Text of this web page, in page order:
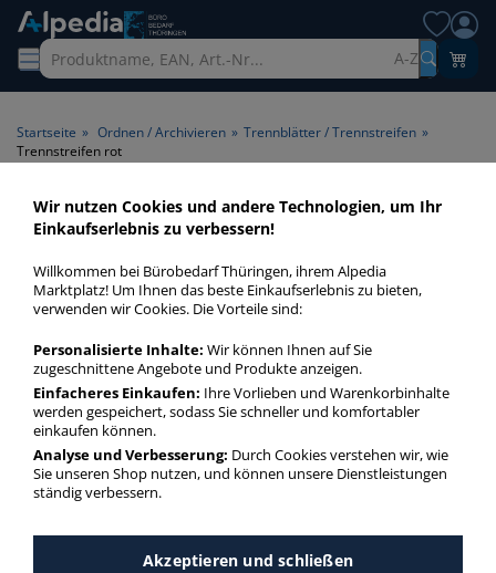
A-Z
Startseite » Ordnen / Archivieren » Trennblätter / Trennstreifen »
Trennstreifen rot
Trennstreifen rot > Farbe rot
Trennstreifen rot in bester Qualität zum günstigen Preis.
Finden Sie schnell Trennstreifen rot mit unserer Filter-
Funktion.
Trennstreifen rot
mehr Infos zur Kategorie
Wir nutzen Cookies und andere Technologien, um Ihr
Einkaufserlebnis zu verbessern!
Willkommen bei Bürobedarf Thüringen, ihrem Alpedia
Marktplatz! Um Ihnen das beste Einkaufserlebnis zu bieten,
verwenden wir Cookies. Die Vorteile sind:
Personalisierte Inhalte: Wir können Ihnen auf Sie
zugeschnittene Angebote und Produkte anzeigen.
Einfacheres Einkaufen: Ihre Vorlieben und Warenkorbinhalte
werden gespeichert, sodass Sie schneller und komfortabler
einkaufen können.
Analyse und Verbesserung: Durch Cookies verstehen wir, wie
Sie unseren Shop nutzen, und können unsere Dienstleistungen
ständig verbessern.
Akzeptieren und schließen